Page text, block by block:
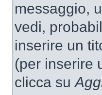
messaggio,
vedi,
inserire un
(per inserire
clicca su